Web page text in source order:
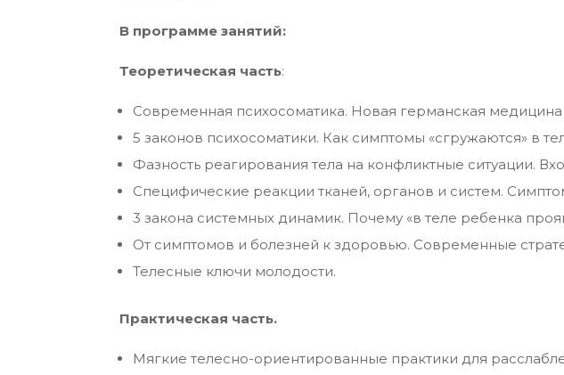
В программе занятий:
Теоретическая часть:
Современная психосоматика. Новая германская
5 законов психосоматики. Как симптомы «сгружаются» в
Фазность реагирования тела на конфликтные ситуации.
Специфические реакции тканей, органов и систем.
3 закона системных динамик. Почему «в теле ребенка
От симптомов и болезней к здоровью. Современные
Телесные ключи молодости.
Практическая часть.
Мягкие телесно-ориентированные практики для